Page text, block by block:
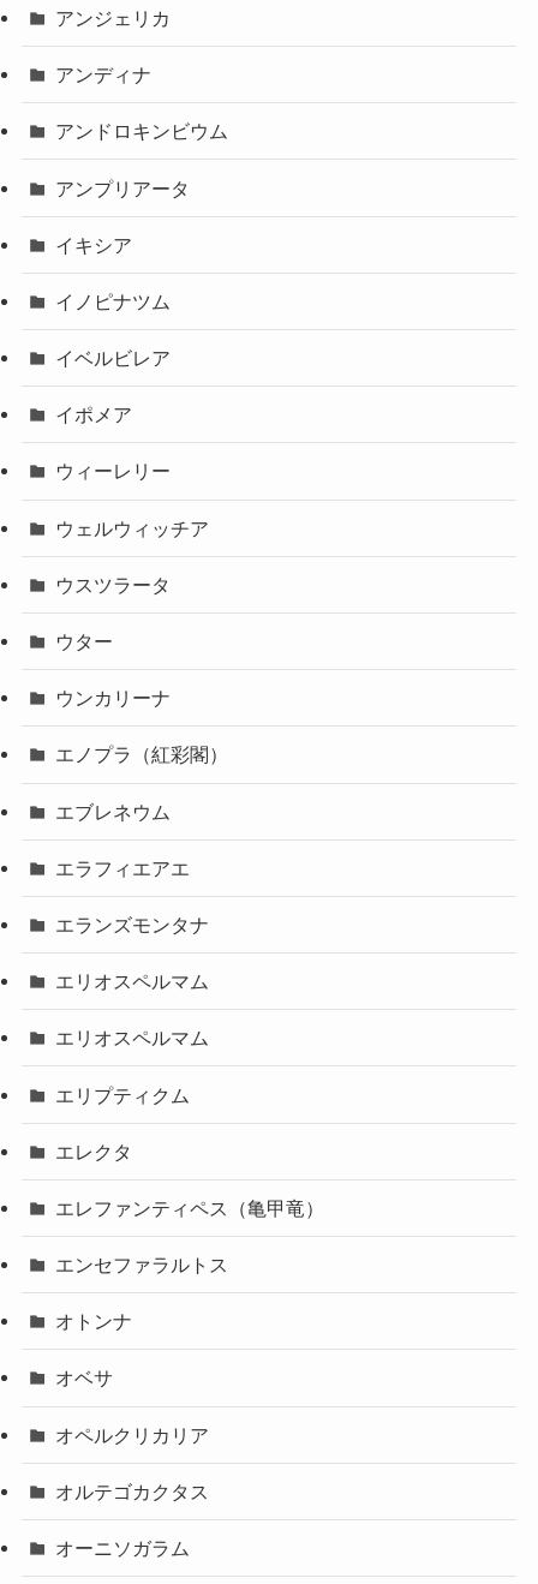
アンジェリカ
アンディナ
アンドロキンビウム
アンプリアータ
イキシア
イノピナツム
イベルビレア
イポメア
ウィーレリー
ウェルウィッチア
ウスツラータ
ウター
ウンカリーナ
エノプラ（紅彩閣）
エブレネウム
エラフィエアエ
エランズモンタナ
エリオスペルマム
エリオスペルマム
エリプティクム
エレクタ
エレファンティペス（亀甲竜）
エンセファラルトス
オトンナ
オベサ
オペルクリカリア
オルテゴカクタス
オーニソガラム